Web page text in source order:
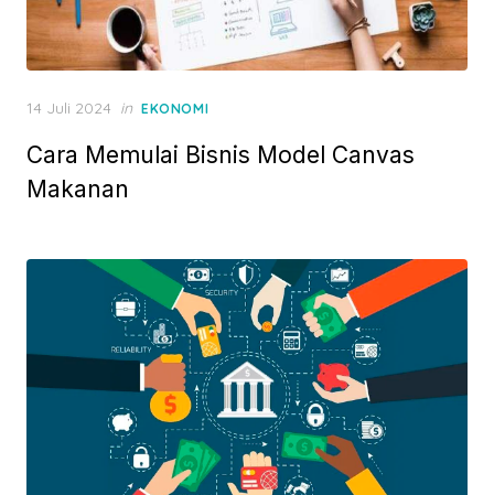
P
s
t
e
14 Juli 2024 in EKONOMI
Cara Memulai Bisnis Model Canvas
Makanan